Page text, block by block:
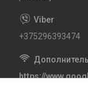
+375296393474
https://